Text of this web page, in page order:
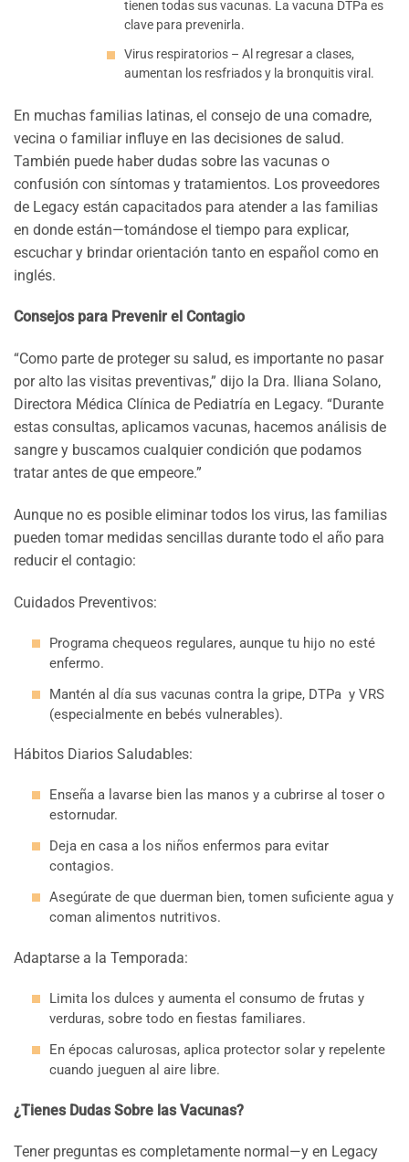
tienen todas sus vacunas. La vacuna DTPa es
clave para prevenirla.
Virus respiratorios – Al regresar a clases,
aumentan los resfriados y la bronquitis viral.
En muchas familias latinas, el consejo de una comadre,
vecina o familiar influye en las decisiones de salud.
También puede haber dudas sobre las vacunas o
confusión con síntomas y tratamientos. Los proveedores
de Legacy están capacitados para atender a las familias
en donde están—tomándose el tiempo para explicar,
escuchar y brindar orientación tanto en español como en
inglés.
Consejos para Prevenir el Contagio
“Como parte de proteger su salud, es importante no pasar
por alto las visitas preventivas,” dijo la Dra. Iliana Solano,
Directora Médica Clínica de Pediatría en Legacy. “Durante
estas consultas, aplicamos vacunas, hacemos análisis de
sangre y buscamos cualquier condición que podamos
tratar antes de que empeore.”
Aunque no es posible eliminar todos los virus, las familias
pueden tomar medidas sencillas durante todo el año para
reducir el contagio:
Cuidados Preventivos:
Programa chequeos regulares, aunque tu hijo no esté
enfermo.
Mantén al día sus vacunas contra la gripe, DTPa y VRS
(especialmente en bebés vulnerables).
Hábitos Diarios Saludables:
Enseña a lavarse bien las manos y a cubrirse al toser o
estornudar.
Deja en casa a los niños enfermos para evitar
contagios.
Asegúrate de que duerman bien, tomen suficiente agua y
coman alimentos nutritivos.
Adaptarse a la Temporada:
Limita los dulces y aumenta el consumo de frutas y
verduras, sobre todo en fiestas familiares.
En épocas calurosas, aplica protector solar y repelente
cuando jueguen al aire libre.
¿Tienes Dudas Sobre las Vacunas?
Tener preguntas es completamente normal—y en Legacy